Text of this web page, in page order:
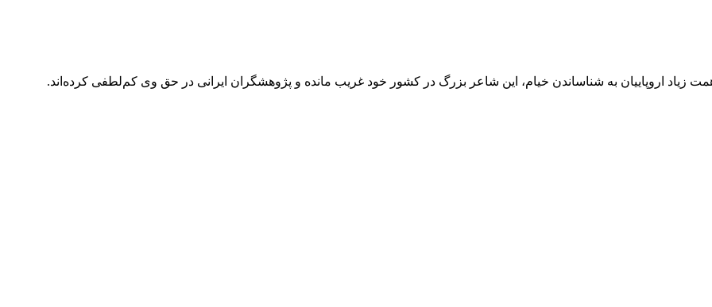
زیاد اروپاییان به شناساندن خیام، این شاعر بزرگ در کشور خود غریب مانده و پژوهشگران ایرانی در حق وی کم‌لطفی کرده‌اند.